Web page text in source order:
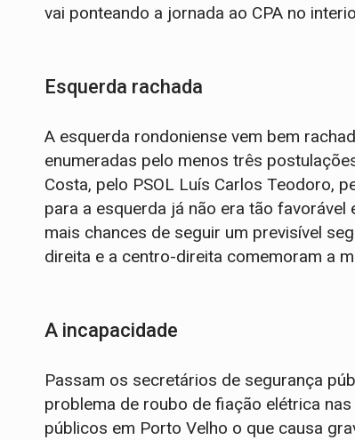
vai ponteando a jornada ao CPA no
Esquerda rachada
A esquerda rondoniense vem bem
enumeradas pelo menos três
Costa, pelo PSOL Luís Carlos Teodoro,
para a esquerda já não era tão
mais chances de seguir um previsível
direita e a centro-direita comemoram a
A incapacidade
Passam os secretários de segurança
problema de roubo de fiação elétrica
públicos em Porto Velho o que causa